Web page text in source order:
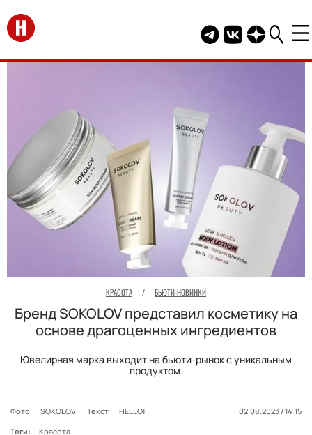
Перейти на главную
Telegram канал
Группа HELLO
Канал
КРАСОТА / БЬЮТИ-НОВИНКИ
Бренд SOKOLOV представил косметику на
основе драгоценных ингредиентов
Ювелирная марка выходит на бьюти-рынок с уникальным
продуктом.
Фото: SOKOLOV Текст: HELLO!
02.08.2023 / 14:15
Теги:
Красота